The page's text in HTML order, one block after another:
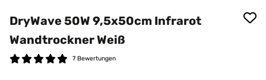
DryWave 50W 9,5x50cm Infrarot
Wandtrockner Weiß
7 Bewertungen